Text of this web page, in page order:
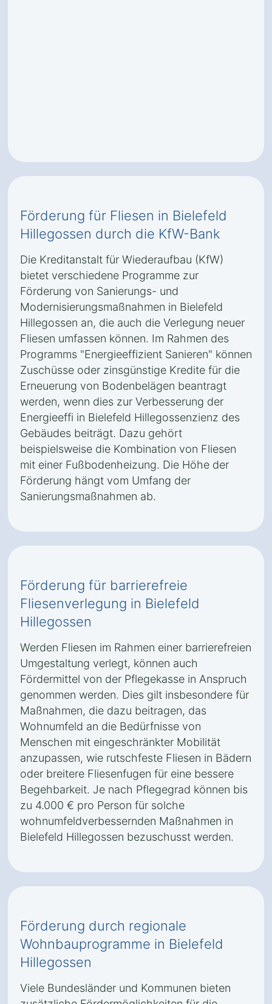
Förderung für Fliesen in Bielefeld
Hillegossen durch die KfW-Bank
Die Kreditanstalt für Wiederaufbau (KfW)
bietet verschiedene Programme zur
Förderung von Sanierungs- und
Modernisierungsmaßnahmen in Bielefeld
Hillegossen an, die auch die Verlegung neuer
Fliesen umfassen können. Im Rahmen des
Programms "Energieeffizient Sanieren" können
Zuschüsse oder zinsgünstige Kredite für die
Erneuerung von Bodenbelägen beantragt
werden, wenn dies zur Verbesserung der
Energieeffi in Bielefeld Hillegossenzienz des
Gebäudes beiträgt. Dazu gehört
beispielsweise die Kombination von Fliesen
mit einer Fußbodenheizung. Die Höhe der
Förderung hängt vom Umfang der
Sanierungsmaßnahmen ab.
Förderung für barrierefreie
Fliesenverlegung in Bielefeld
Hillegossen
Werden Fliesen im Rahmen einer barrierefreien
Umgestaltung verlegt, können auch
Fördermittel von der Pflegekasse in Anspruch
genommen werden. Dies gilt insbesondere für
Maßnahmen, die dazu beitragen, das
Wohnumfeld an die Bedürfnisse von
Menschen mit eingeschränkter Mobilität
anzupassen, wie rutschfeste Fliesen in Bädern
oder breitere Fliesenfugen für eine bessere
Begehbarkeit. Je nach Pflegegrad können bis
zu 4.000 € pro Person für solche
wohnumfeldverbessernden Maßnahmen in
Bielefeld Hillegossen bezuschusst werden.
Förderung durch regionale
Wohnbauprogramme in Bielefeld
Hillegossen
Viele Bundesländer und Kommunen bieten